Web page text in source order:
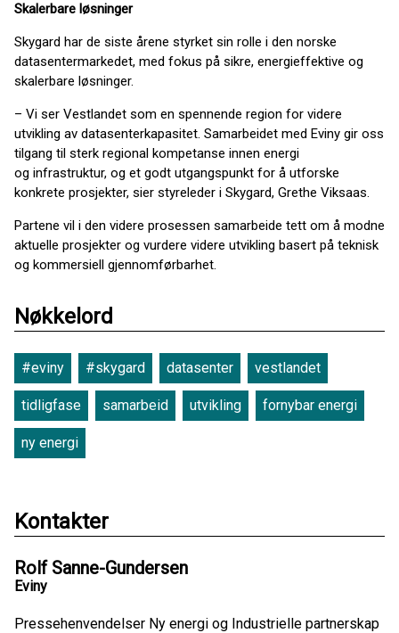
Skalerbare løsninger
Skygard har de siste årene styrket sin rolle i den norske
datasentermarkedet, med fokus på sikre, energieffektive og
skalerbare løsninger.
– Vi ser Vestlandet som en spennende region for videre
utvikling av datasenterkapasitet. Samarbeidet med Eviny gir oss
tilgang til sterk regional kompetanse innen energi
og infrastruktur, og et godt utgangspunkt for å utforske
konkrete prosjekter, sier styreleder i Skygard, Grethe Viksaas.
Partene vil i den videre prosessen samarbeide tett om å modne
aktuelle prosjekter og vurdere videre utvikling basert på teknisk
og kommersiell gjennomførbarhet.
Nøkkelord
#eviny #skygard datasenter vestlandet
tidligfase samarbeid utvikling fornybar energi
ny energi
Kontakter
Rolf Sanne-Gundersen
Eviny
Pressehenvendelser Ny energi og Industrielle partnerskap